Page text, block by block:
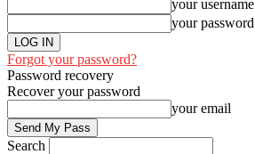
your username
your password
Forgot your password?
Password recovery
Recover your password
your email
Search